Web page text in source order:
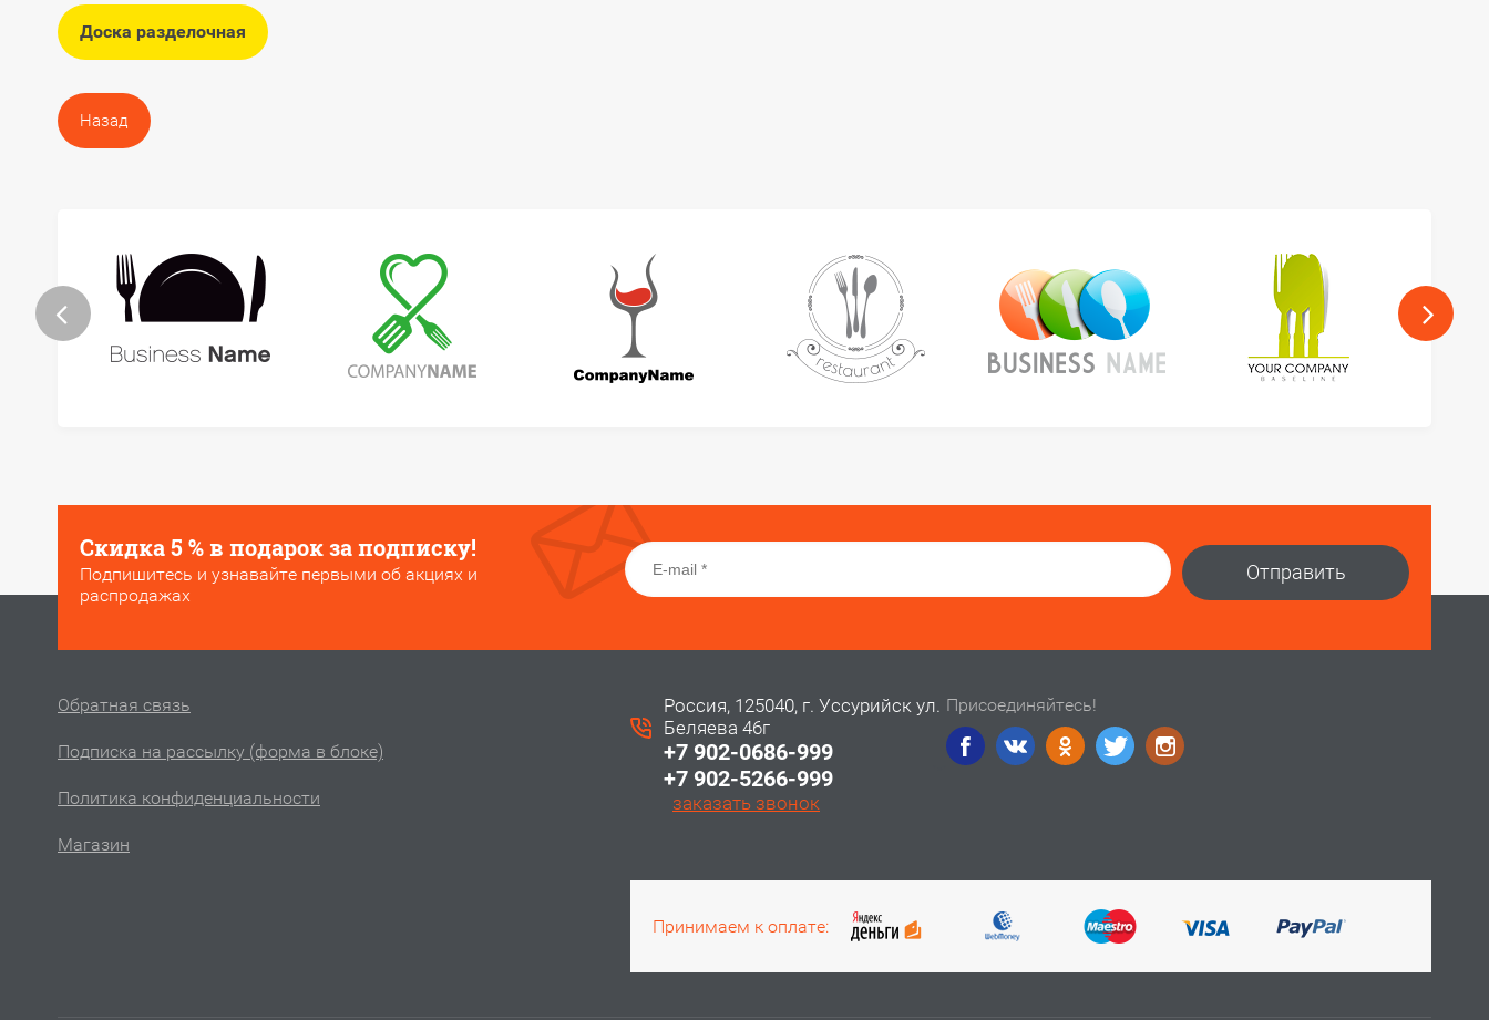
Доска разделочная
Назад
Скидка 5 % в подарок за подписку!
Подпишитесь и узнавайте первыми об акциях и
распродажах
Отправить
Обратная связь
Подписка на рассылку (форма в блоке)
Политика конфиденциальности
Магазин
Россия, 125040, г. Уссурийск ул.
Беляева 46г
+7 902-0686-999
+7 902-5266-999
заказать звонок
Присоединяйтесь!
Принимаем к оплате: